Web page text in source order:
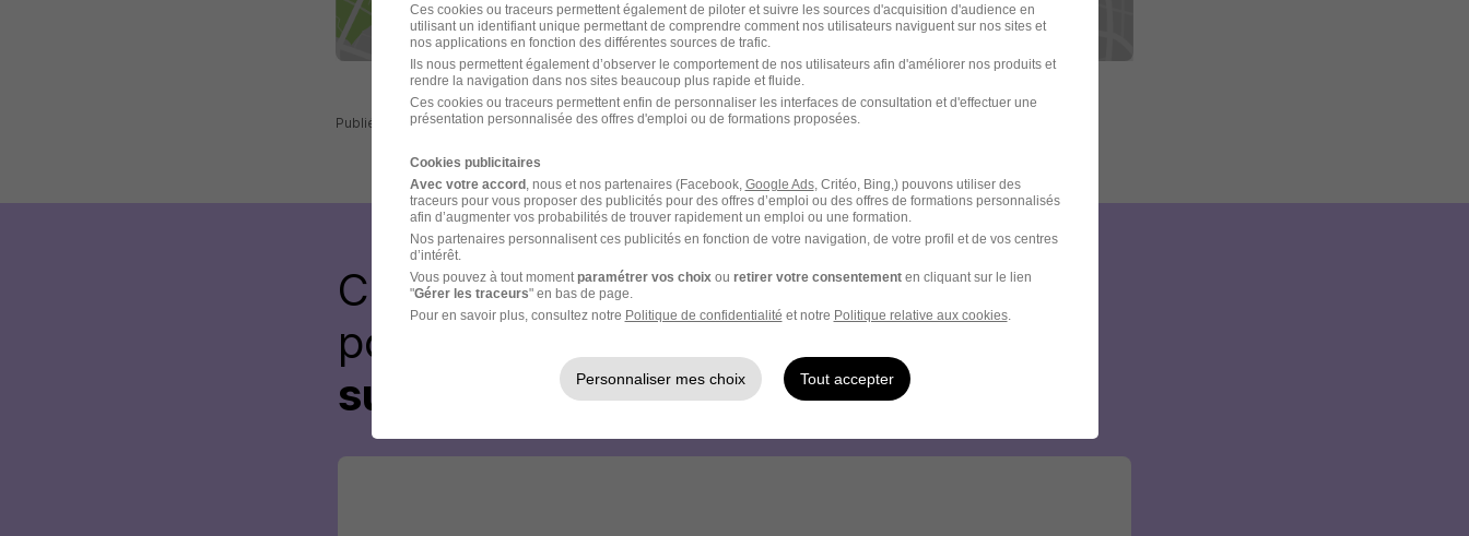
Publiée le 01/08/2026 - Réf : offer-96504
Créez votre compteHellowork et
postulez
sur le site du recruteur !
Ces cookies ou traceurs permettent également de piloter et suivre les sources d'acquisition d'audience en
utilisant un identifiant unique permettant de comprendre comment nos utilisateurs naviguent sur nos sites et
nos applications en fonction des différentes sources de trafic.
Ils nous permettent également d’observer le comportement de nos utilisateurs afin d'améliorer nos produits et
rendre la navigation dans nos sites beaucoup plus rapide et fluide.
Ces cookies ou traceurs permettent enfin de personnaliser les interfaces de consultation et d'effectuer une
présentation personnalisée des offres d'emploi ou de formations proposées.
Cookies publicitaires
Avec votre accord, nous et nos partenaires (Facebook, Google Ads, Critéo, Bing,) pouvons utiliser des
traceurs pour vous proposer des publicités pour des offres d’emploi ou des offres de formations personnalisés
afin d’augmenter vos probabilités de trouver rapidement un emploi ou une formation.
Nos partenaires personnalisent ces publicités en fonction de votre navigation, de votre profil et de vos centres
d’intérêt.
Vous pouvez à tout moment paramétrer vos choix ou retirer votre consentementen cliquant sur le lien
"Gérer les traceurs" en bas de page.
Pour en savoir plus, consultez notre Politique de confidentialité et notre Politique relative aux cookies.
Personnaliser mes choix Tout accepter